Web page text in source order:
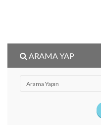
ARAMA YAP